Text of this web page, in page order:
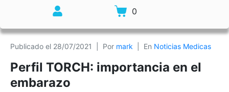
0
Publicado el 28/07/2021 Por mark En Noticias Medicas
Perfil TORCH: importancia en el
embarazo